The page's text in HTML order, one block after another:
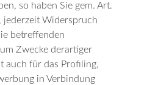
so haben Sie gem. Art.
jederzeit Widerspruch
betreffenden
Zwecke derartiger
auch für das Profiling,
in Verbindung